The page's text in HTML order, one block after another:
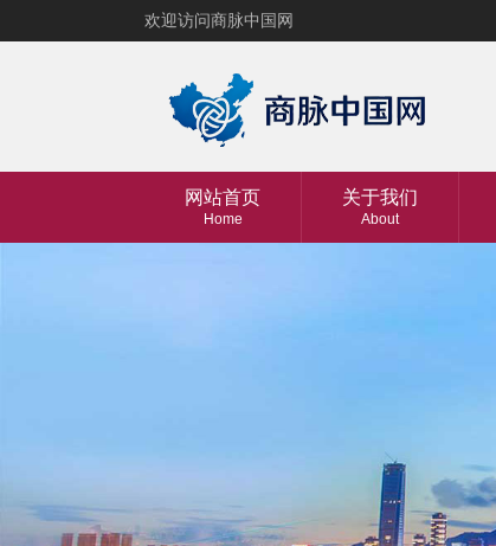
欢迎访问商脉中国网
网站首页
Home
关于我们
About